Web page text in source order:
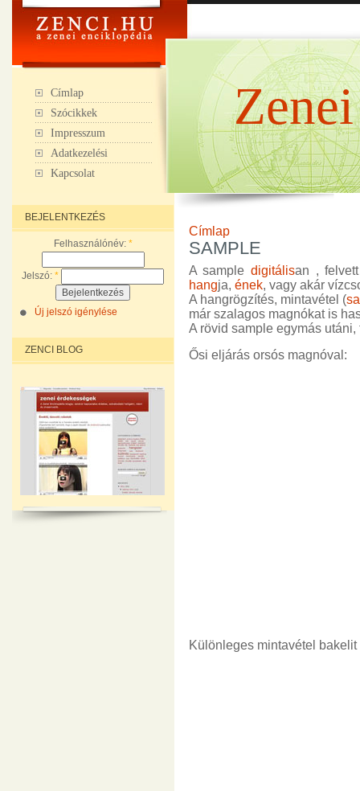
Címlap
Szócikkek
Impresszum
Adatkezelési
Kapcsolat
BEJELENTKEZÉS
Felhasználónév: *
Jelszó: *
Új jelszó igénylése
ZENCI BLOG
Címlap
SAMPLE
A sample digitálisan ,
hangja, ének, vagy akár
A hangrögzítés, mintavétel (
már szalagos magnókat is
A rövid sample egymás
Ősi eljárás orsós magnóval:
Különleges mintavétel bakelit